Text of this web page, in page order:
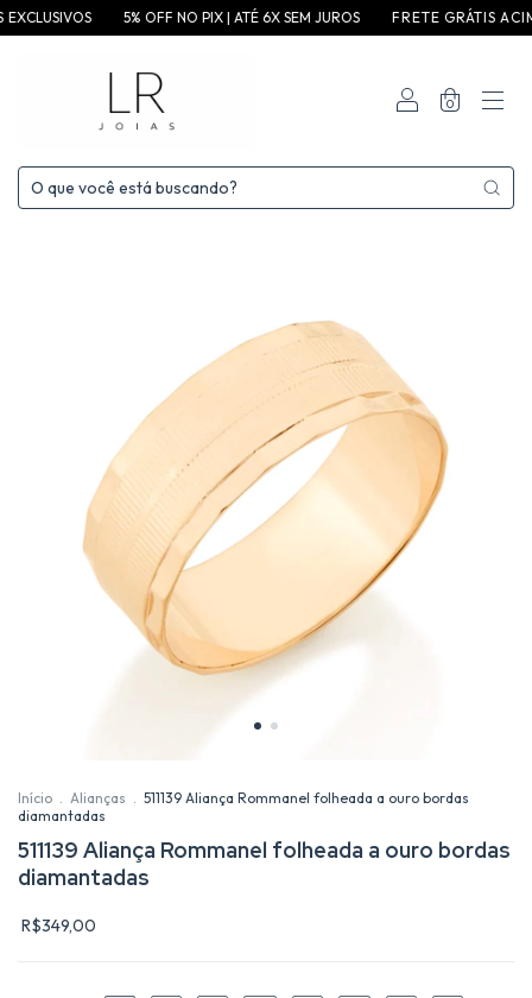
5% OFF NO PIX | ATÉ 6X SEM JUROS F R E T E G R ÁT I S A C I M A D E
0
Início . Alianças . 511139 Aliança Rommanel folheada a ouro bordas
diamantadas
511139 Aliança Rommanel folheada a ouro bordas
diamantadas
R$349,00